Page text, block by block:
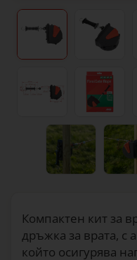
Компактен кит за
дръжка за врата, с
който осигурява